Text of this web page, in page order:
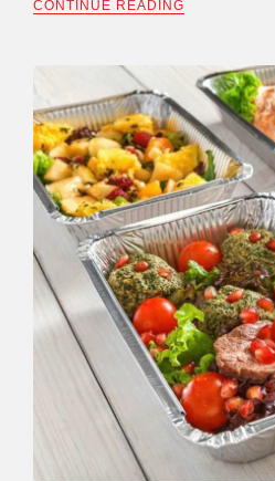
CONTINUE READING